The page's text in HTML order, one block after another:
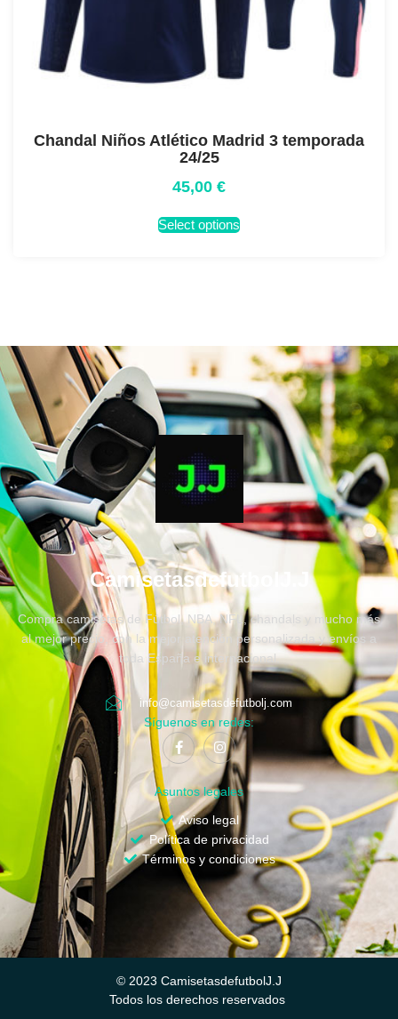
Chandal Niños Atlético Madrid 3 temporada
24/25
45,00 €
Select options
CamisetasdefutbolJ.J
Compra camisetas de Fútbol, NBA, NFL, chandals y mucho más
al mejor precio, con la mejor atención personalizada y envíos a
toda España e internacional.
info@camisetasdefutbolj.com
Síguenos en redes:
Asuntos legales
Aviso legal
Política de privacidad
Términos y condiciones
© 2023 CamisetasdefutbolJ.J
Todos los derechos reservados